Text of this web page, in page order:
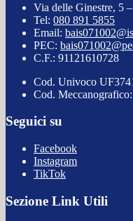
Via delle Ginestre, 5
Tel: 080 891 5855
Email:
PEC:
C.F.: 91121610728
Cod. Univoco
Cod.
Seguici su
Facebook
Instagram
TikTok
Sezione Link Utili